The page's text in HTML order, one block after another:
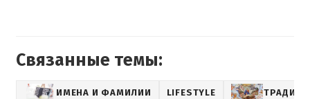
Связанные темы:
ИМЕНА И ФАМИЛИИ LIFESTYLE